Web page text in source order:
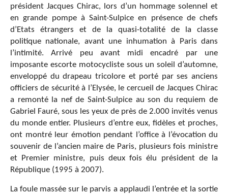
président Jacques Chirac, lors d’un hommage solennel et
en grande pompe à Saint-Sulpice en présence de chefs
d’Etats étrangers et de la quasi-totalité de la classe
politique nationale, avant une inhumation à Paris dans
l’intimité. Arrivé peu avant midi encadré par une
imposante escorte motocycliste sous un soleil d’automne,
enveloppé du drapeau tricolore et porté par ses anciens
officiers de sécurité à l’Elysée, le cercueil de Jacques Chirac
a remonté la nef de Saint-Sulpice au son du requiem de
Gabriel Fauré, sous les yeux de près de 2.000 invités venus
du monde entier. Plusieurs d’entre eux, fidèles et proches,
ont montré leur émotion pendant l’office à l’évocation du
souvenir de l’ancien maire de Paris, plusieurs fois ministre
et Premier ministre, puis deux fois élu président de la
République (1995 à 2007).
La foule massée sur le parvis a applaudi l’entrée et la sortie